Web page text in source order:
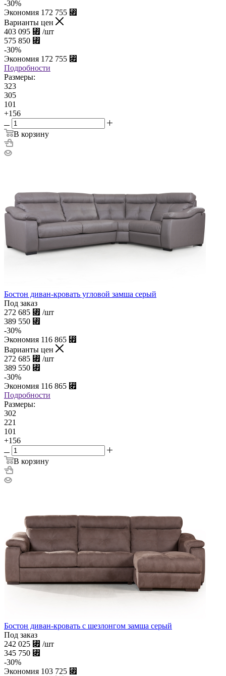
-30%
Экономия 172 755 ⃏
Варианты цен
403 095 ⃏ /шт
575 850 ⃏
-30%
Экономия 172 755 ⃏
Подробности
Размеры:
323
305
101
+156
В корзину
Бостон диван-кровать угловой замша серый
Под заказ
272 685 ⃏ /шт
389 550 ⃏
-30%
Экономия 116 865 ⃏
Варианты цен
272 685 ⃏ /шт
389 550 ⃏
-30%
Экономия 116 865 ⃏
Подробности
Размеры:
302
221
101
+156
В корзину
Бостон диван-кровать с шезлонгом замша серый
Под заказ
242 025 ⃏ /шт
345 750 ⃏
-30%
Экономия 103 725 ⃏